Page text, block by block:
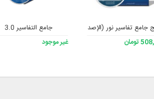
جامع تفاسير نور (الإصدار 4)
تومان
جامع التفاسير 3.0
غير موجود